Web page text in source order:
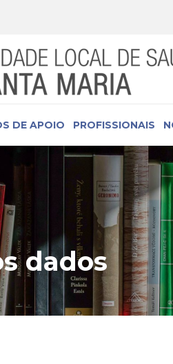
DE APOIO PROFISSIONAIS
dados